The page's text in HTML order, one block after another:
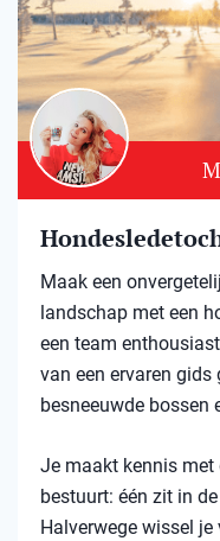
Maak een
landschap met een
een team
van een ervaren
besneeuwde bossen
Je maakt kennis met
bestuurt: één zit in
Halverwege wissel